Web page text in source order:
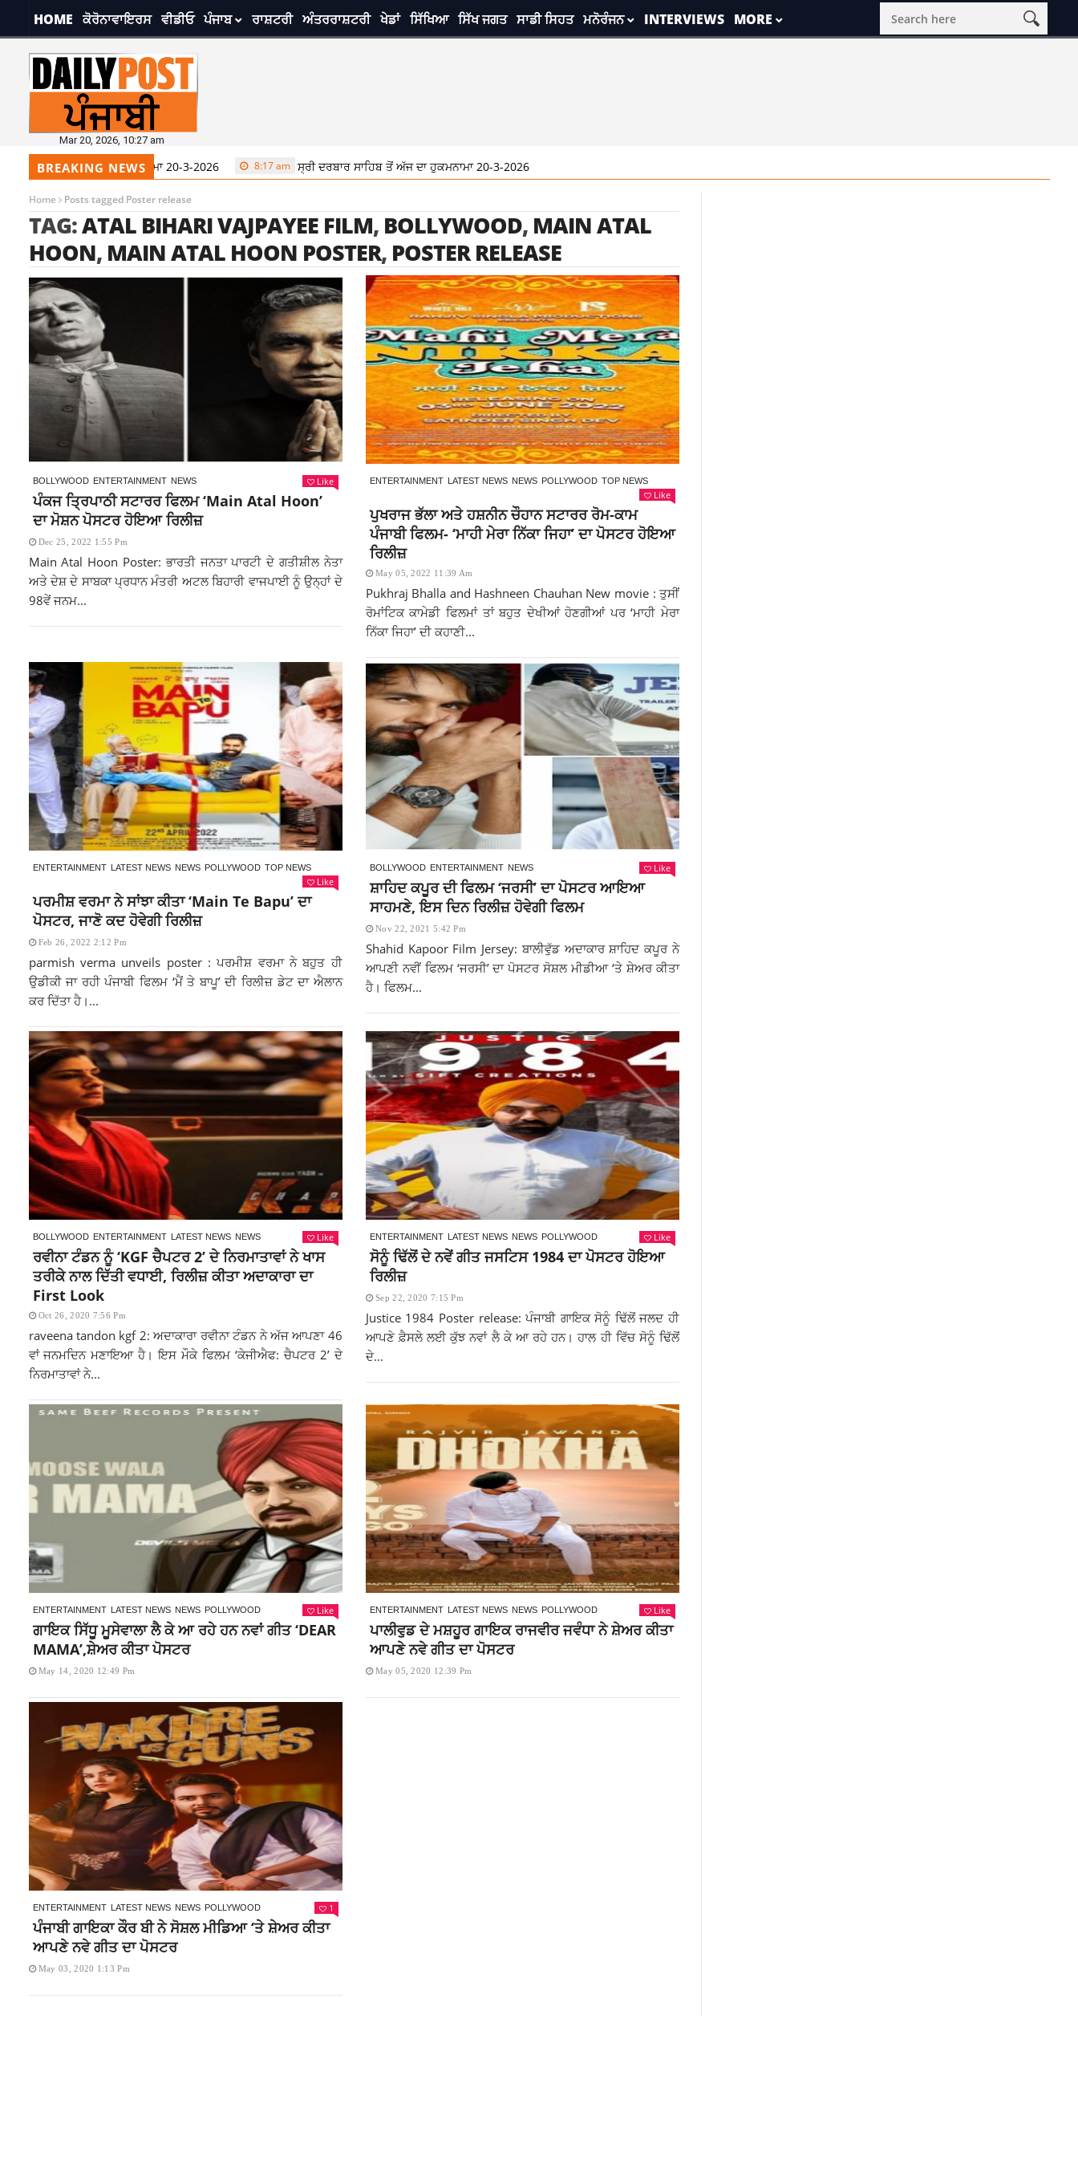
HOME ਕੋਰੋਨਾਵਾਇਰਸ ਵੀਡੀਓ ਪੰਜਾਬ ਰਾਸ਼ਟਰੀ ਅੰਤਰਰਾਸ਼ਟਰੀ ਖੇਡਾਂ ਸਿੱਖਿਆ ਸਿੱਖ ਜਗਤ ਸਾਡੀ ਸਿਹਤ ਮਨੋਰੰਜਨ INTERVIEWS MORE
Mar 20, 2026, 10:27 am
BREAKING NEWS
ਸਾਹਿਬ ਤੋਂ ਅੱਜ ਦਾ ਹੁਕਮਨਾਮਾ 20-3-2026 8:17 am ਸ੍ਰੀ ਦਰਬਾਰ ਸਾਹਿਬ ਤੋਂ ਅੱਜ ਦਾ ਹੁਕਮਨਾਮਾ 20-3-2026
Home Posts tagged Poster release
TAG:ATAL BIHARI VAJPAYEE FILM, BOLLYWOOD, MAIN ATAL
HOON, MAIN ATAL HOON POSTER, POSTER RELEASE
BOLLYWOOD ENTERTAINMENT NEWS Like
ਪੰਕਜ ਤ੍ਰਿਪਾਠੀ ਸਟਾਰਰ ਫਿਲਮ ‘Main Atal Hoon’
ਦਾ ਮੋਸ਼ਨ ਪੋਸਟਰ ਹੋਇਆ ਰਿਲੀਜ਼
Dec 25, 2022 1:55 Pm
Main Atal Hoon Poster: ਭਾਰਤੀ ਜਨਤਾ ਪਾਰਟੀ ਦੇ ਗਤੀਸ਼ੀਲ ਨੇਤਾ
ਅਤੇ ਦੇਸ਼ ਦੇ ਸਾਬਕਾ ਪ੍ਰਧਾਨ ਮੰਤਰੀ ਅਟਲ ਬਿਹਾਰੀ ਵਾਜਪਾਈ ਨੂੰ ਉਨ੍ਹਾਂ ਦੇ
98ਵੇਂ ਜਨਮ...
ENTERTAINMENT LATEST NEWS NEWS POLLYWOOD TOP NEWS
Like
ਪੁਖਰਾਜ ਭੱਲਾ ਅਤੇ ਹਸ਼ਨੀਨ ਚੌਹਾਨ ਸਟਾਰਰ ਰੋਮ-ਕਾਮ
ਪੰਜਾਬੀ ਫਿਲਮ- ‘ਮਾਹੀ ਮੇਰਾ ਨਿੱਕਾ ਜਿਹਾ’ ਦਾ ਪੋਸਟਰ ਹੋਇਆ
ਰਿਲੀਜ਼
May 05, 2022 11:39 Am
Pukhraj Bhalla and Hashneen Chauhan New movie : ਤੁਸੀਂ
ਰੋਮਾਂਟਿਕ ਕਾਮੇਡੀ ਫਿਲਮਾਂ ਤਾਂ ਬਹੁਤ ਦੇਖੀਆਂ ਹੋਣਗੀਆਂ ਪਰ ‘ਮਾਹੀ ਮੇਰਾ
ਨਿੱਕਾ ਜਿਹਾ’ ਦੀ ਕਹਾਣੀ...
ENTERTAINMENT LATEST NEWS NEWS POLLYWOOD TOP NEWS
Like
ਪਰਮੀਸ਼ ਵਰਮਾ ਨੇ ਸਾਂਝਾ ਕੀਤਾ ‘Main Te Bapu’ ਦਾ
ਪੋਸਟਰ, ਜਾਣੋ ਕਦ ਹੋਵੇਗੀ ਰਿਲੀਜ਼
Feb 26, 2022 2:12 Pm
parmish verma unveils poster : ਪਰਮੀਸ਼ ਵਰਮਾ ਨੇ ਬਹੁਤ ਹੀ
ਉਡੀਕੀ ਜਾ ਰਹੀ ਪੰਜਾਬੀ ਫਿਲਮ ‘ਮੈਂ ਤੇ ਬਾਪੂ’ ਦੀ ਰਿਲੀਜ਼ ਡੇਟ ਦਾ ਐਲਾਨ
ਕਰ ਦਿੱਤਾ ਹੈ।...
BOLLYWOOD ENTERTAINMENT NEWS Like
ਸ਼ਾਹਿਦ ਕਪੂਰ ਦੀ ਫਿਲਮ ‘ਜਰਸੀ’ ਦਾ ਪੋਸਟਰ ਆਇਆ
ਸਾਹਮਣੇ, ਇਸ ਦਿਨ ਰਿਲੀਜ਼ ਹੋਵੇਗੀ ਫਿਲਮ
Nov 22, 2021 5:42 Pm
Shahid Kapoor Film Jersey: ਬਾਲੀਵੁੱਡ ਅਦਾਕਾਰ ਸ਼ਾਹਿਦ ਕਪੂਰ ਨੇ
ਆਪਣੀ ਨਵੀਂ ਫਿਲਮ ‘ਜਰਸੀ’ ਦਾ ਪੋਸਟਰ ਸੋਸ਼ਲ ਮੀਡੀਆ ‘ਤੇ ਸ਼ੇਅਰ ਕੀਤਾ
ਹੈ। ਫਿਲਮ...
BOLLYWOOD ENTERTAINMENT LATEST NEWS NEWS Like
ਰਵੀਨਾ ਟੰਡਨ ਨੂੰ ‘KGF ਚੈਪਟਰ 2’ ਦੇ ਨਿਰਮਾਤਾਵਾਂ ਨੇ ਖਾਸ
ਤਰੀਕੇ ਨਾਲ ਦਿੱਤੀ ਵਧਾਈ, ਰਿਲੀਜ਼ ਕੀਤਾ ਅਦਾਕਾਰਾ ਦਾ
First Look
Oct 26, 2020 7:56 Pm
raveena tandon kgf 2: ਅਦਾਕਾਰਾ ਰਵੀਨਾ ਟੰਡਨ ਨੇ ਅੱਜ ਆਪਣਾ 46
ਵਾਂ ਜਨਮਦਿਨ ਮਣਾਇਆ ਹੈ। ਇਸ ਮੌਕੇ ਫਿਲਮ ‘ਕੇਜੀਐਫ: ਚੈਪਟਰ 2’ ਦੇ
ਨਿਰਮਾਤਾਵਾਂ ਨੇ...
ENTERTAINMENT LATEST NEWS NEWS POLLYWOOD Like
ਸੋਨੂੰ ਢਿੱਲੋਂ ਦੇ ਨਵੇਂ ਗੀਤ ਜਸਟਿਸ 1984 ਦਾ ਪੋਸਟਰ ਹੋਇਆ
ਰਿਲੀਜ਼
Sep 22, 2020 7:15 Pm
Justice 1984 Poster release: ਪੰਜਾਬੀ ਗਾਇਕ ਸੋਨੂੰ ਢਿੱਲੋਂ ਜਲਦ ਹੀ
ਆਪਣੇ ਫ਼ੈਸਲੇ ਲਈ ਕੁੱਝ ਨਵਾਂ ਲੈ ਕੇ ਆ ਰਹੇ ਹਨ। ਹਾਲ ਹੀ ਵਿੱਚ ਸੋਨੂੰ ਢਿੱਲੋਂ
ਦੇ...
ENTERTAINMENT LATEST NEWS NEWS POLLYWOOD Like
ਗਾਇਕ ਸਿੱਧੂ ਮੂਸੇਵਾਲਾ ਲੈ ਕੇ ਆ ਰਹੇ ਹਨ ਨਵਾਂ ਗੀਤ ‘DEAR
MAMA’,ਸ਼ੇਅਰ ਕੀਤਾ ਪੋਸਟਰ
May 14, 2020 12:49 Pm
ENTERTAINMENT LATEST NEWS NEWS POLLYWOOD Like
ਪਾਲੀਵੁਡ ਦੇ ਮਸ਼ਹੂਰ ਗਾਇਕ ਰਾਜਵੀਰ ਜਵੰਧਾ ਨੇ ਸ਼ੇਅਰ ਕੀਤਾ
ਆਪਣੇ ਨਵੇ ਗੀਤ ਦਾ ਪੋਸਟਰ
May 05, 2020 12:39 Pm
ENTERTAINMENT LATEST NEWS NEWS POLLYWOOD 1
ਪੰਜਾਬੀ ਗਾਇਕਾ ਕੌਰ ਬੀ ਨੇ ਸੋਸ਼ਲ ਮੀਡਿਆ ‘ਤੇ ਸ਼ੇਅਰ ਕੀਤਾ
ਆਪਣੇ ਨਵੇ ਗੀਤ ਦਾ ਪੋਸਟਰ
May 03, 2020 1:13 Pm